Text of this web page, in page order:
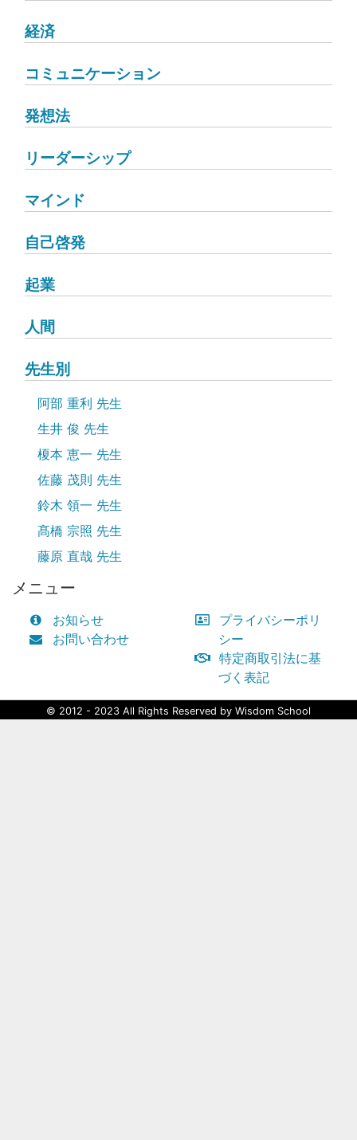
経済
コミュニケーション
発想法
リーダーシップ
マインド
自己啓発
起業
人間
先生別
阿部 重利 先生
生井 俊 先生
榎本 恵一 先生
佐藤 茂則 先生
鈴木 領一 先生
髙橋 宗照 先生
藤原 直哉 先生
メニュー
お知らせ
お問い合わせ
プライバシーポリ
シー
特定商取引法に基
づく表記
© 2012 - 2023 All Rights Reserved by Wisdom School